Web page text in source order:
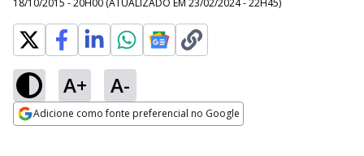
18/10/2015 - 20H00 (ATUALIZADO EM 23/02/2024 - 22H45)
A+ A-
Adicione como fonte preferencial no Google